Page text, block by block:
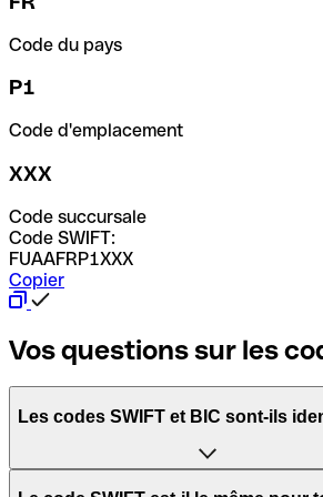
Code du pays
P1
Code d'emplacement
XXX
Code succursale
Code SWIFT:
FUAAFRP1XXX
Copier
Vos questions sur les
Les codes SWIFT et BIC sont-ils